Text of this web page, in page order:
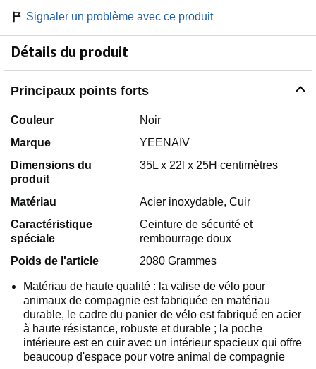
Signaler un problème avec ce produit
Détails du produit
Principaux points forts
Couleur
Noir
Marque
YEENAIV
Dimensions du
produit
35L x 22l x 25H centimètres
Matériau
Acier inoxydable, Cuir
Caractéristique
spéciale
Ceinture de sécurité et
rembourrage doux
Poids de l'article
2080 Grammes
Matériau de haute qualité : la valise de vélo pour
animaux de compagnie est fabriquée en matériau
durable, le cadre du panier de vélo est fabriqué en acier
à haute résistance, robuste et durable ; la poche
intérieure est en cuir avec un intérieur spacieux qui offre
beaucoup d'espace pour votre animal de compagnie